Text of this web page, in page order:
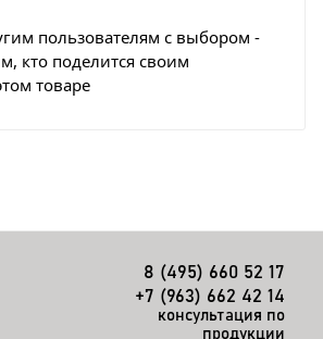
пользователям с выбором -
кто поделится своим
товаре
8 (495) 660 52 17
+7 (963) 662 42 14
консультация по
продукции